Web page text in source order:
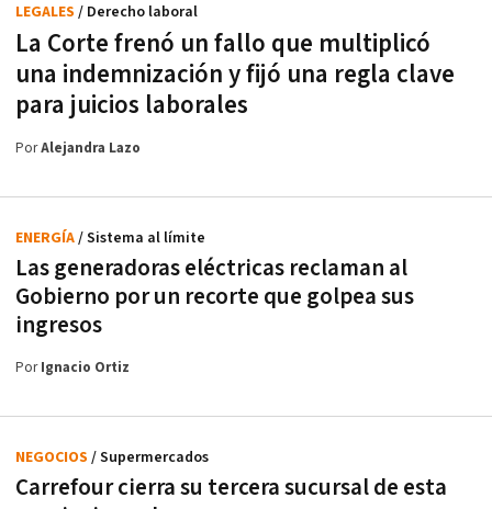
La Corte frenó un fallo que multiplicó
una indemnización y fijó una regla clave
para juicios laborales
LEGALES / Derecho laboral
PorAlejandra Lazo
Las generadoras eléctricas reclaman al
Gobierno por un recorte que golpea sus
ingresos
ENERGÍA/ Sistema al límite
PorIgnacio Ortiz
Carrefour cierra su tercera sucursal de esta
NEGOCIOS / Supermercados